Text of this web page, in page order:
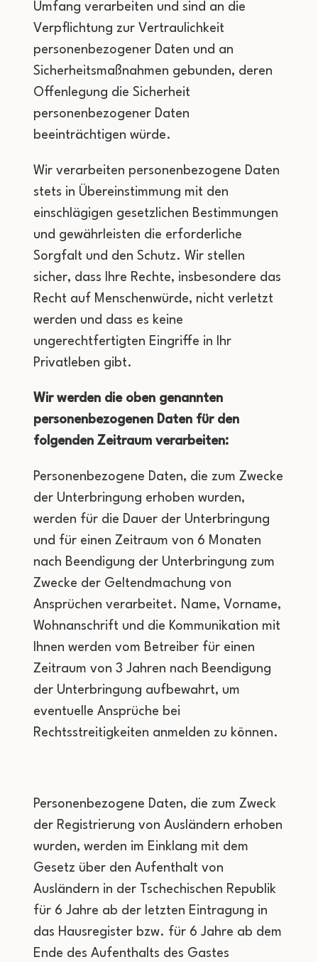
Umfang verarbeiten und sind an die
Verpflichtung zur Vertraulichkeit
personenbezogener Daten und an
Sicherheitsmaßnahmen gebunden, deren
Offenlegung die Sicherheit
personenbezogener Daten
beeinträchtigen würde.
Wir verarbeiten personenbezogene Daten
stets in Übereinstimmung mit den
einschlägigen gesetzlichen Bestimmungen
und gewährleisten die erforderliche
Sorgfalt und den Schutz. Wir stellen
sicher, dass Ihre Rechte, insbesondere das
Recht auf Menschenwürde, nicht verletzt
werden und dass es keine
ungerechtfertigten Eingriffe in Ihr
Privatleben gibt.
Wir werden die oben genannten
personenbezogenen Daten für den
folgenden Zeitraum verarbeiten:
Personenbezogene Daten, die zum Zwecke
der Unterbringung erhoben wurden,
werden für die Dauer der Unterbringung
und für einen Zeitraum von 6 Monaten
nach Beendigung der Unterbringung zum
Zwecke der Geltendmachung von
Ansprüchen verarbeitet. Name, Vorname,
Wohnanschrift und die Kommunikation mit
Ihnen werden vom Betreiber für einen
Zeitraum von 3 Jahren nach Beendigung
der Unterbringung aufbewahrt, um
eventuelle Ansprüche bei
Rechtsstreitigkeiten anmelden zu können.
Personenbezogene Daten, die zum Zweck
der Registrierung von Ausländern erhoben
wurden, werden im Einklang mit dem
Gesetz über den Aufenthalt von
Ausländern in der Tschechischen Republik
für 6 Jahre ab der letzten Eintragung in
das Hausregister bzw. für 6 Jahre ab dem
Ende des Aufenthalts des Gastes